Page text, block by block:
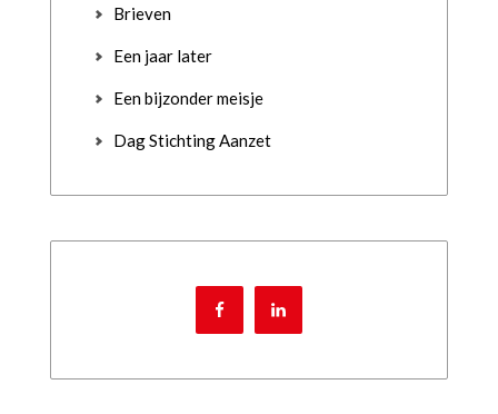
Brieven
Een jaar later
Een bijzonder meisje
Dag Stichting Aanzet